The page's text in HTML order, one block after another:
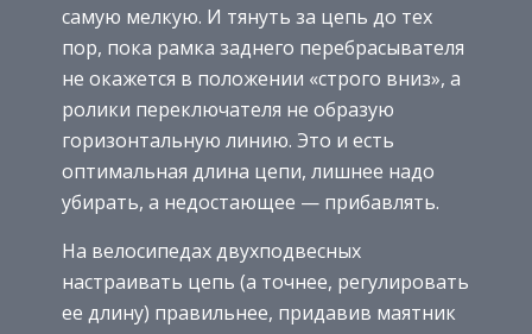
самую мелкую. И тянуть за цепь до тех
пор, пока рамка заднего перебрасывателя
не окажется в положении «строго вниз», а
ролики переключателя не образую
горизонтальную линию. Это и есть
оптимальная длина цепи, лишнее надо
убирать, а недостающее — прибавлять.
На велосипедах двухподвесных
настраивать цепь (а точнее, регулировать
ее длину) правильнее, придавив маятник